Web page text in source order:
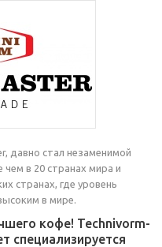
давно стал незаменимой
в 20 странах мира и
странах, где уровень
в мире.
кофе! Technivorm-
специализируется